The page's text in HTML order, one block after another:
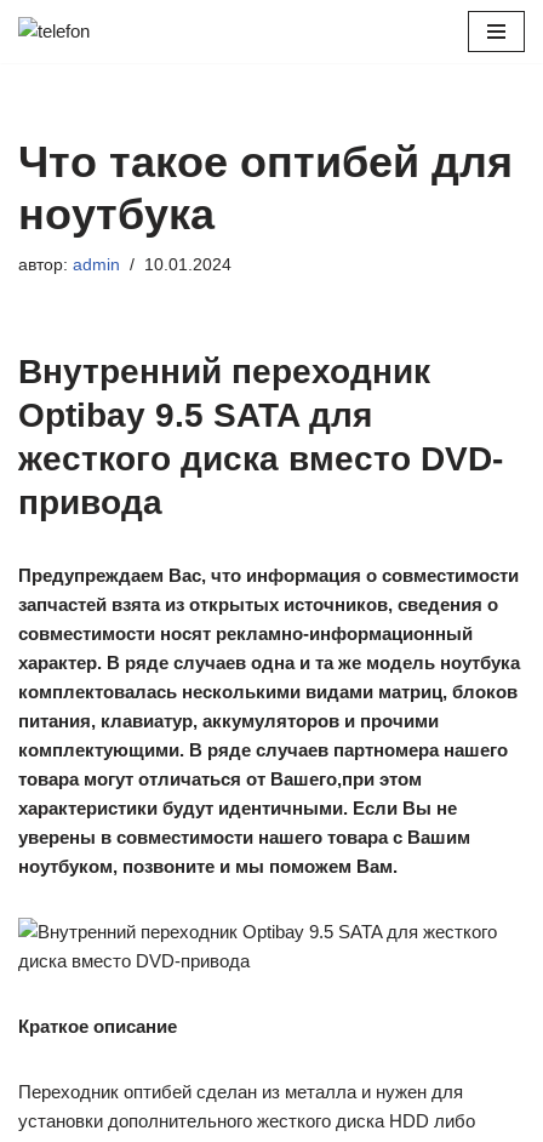
Что такое оптибей для
ноутбука
автор: admin 10.01.2024
Внутренний переходник
Optibay 9.5 SATA для
жесткого диска вместо DVD-
привода
Предупреждаем Вас, что информация о совместимости
запчастей взята из открытых источников, сведения о
совместимости носят рекламно-информационный
характер. В ряде случаев одна и та же модель ноутбука
комплектовалась несколькими видами матриц, блоков
питания, клавиатур, аккумуляторов и прочими
комплектующими. В ряде случаев партномера нашего
товара могут отличаться от Вашего,при этом
характеристики будут идентичными. Если Вы не
уверены в совместимости нашего товара с Вашим
ноутбуком, позвоните и мы поможем Вам.
Краткое описание
Переходник оптибей сделан из металла и нужен для
установки дополнительного жесткого диска HDD либо